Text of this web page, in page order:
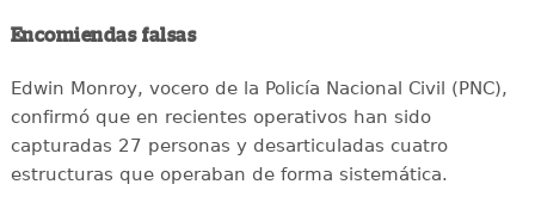
Encomiendas falsas
Edwin Monroy, vocero de la Policía Nacional Civil (PNC),
confirmó que en recientes operativos han sido
capturadas 27 personas y desarticuladas cuatro
estructuras que operaban de forma sistemática.